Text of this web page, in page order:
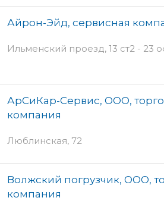
Айрон-Эйд, сервисная
Ильменский проезд, 13 ст2 - 23
АрСиКар-Сервис, ООО,
компания
Люблинская, 72
Волжский погрузчик, ООО,
компания